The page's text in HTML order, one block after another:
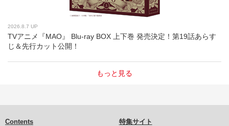
2026.8.7 UP
TVアニメ『MAO』 Blu-ray BOX 上下巻 発売決定！第19話あらす
じ＆先行カット公開！
もっと見る
Contents
特集サイト